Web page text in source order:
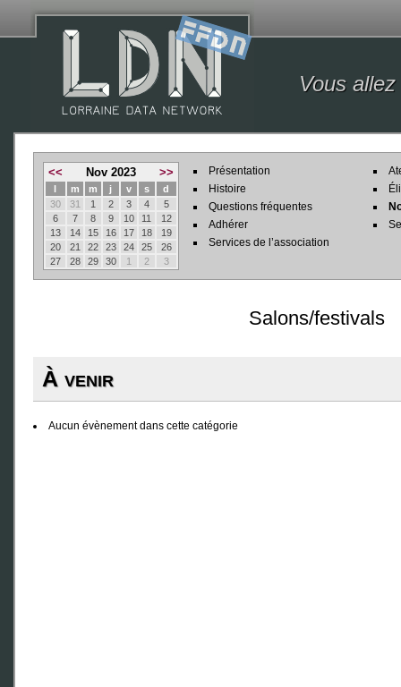
Vous
<< Nov 2023 >>
l m m j v s
d
30
31 1 2 3 4
5
6
7 8 9 10 11
12
13
14 15 16 17 18
19
20
21 22 23 24 25
26
27
28 29 30 1 2 3
Présentation
Histoire
Questions fréquentes
Adhérer
Services de l’association
Salons/festivals
À venir
Aucun évènement dans cette catégorie